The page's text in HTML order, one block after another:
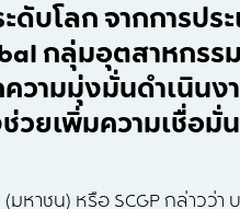
บโลก จากการปร
กลุ่มอุตสาหกร
วามมุ่งมั่นดำเนิน
ช่วยเพิ่มความเชื่อ
หาชน) หรือ SCGP กล่าวว่า